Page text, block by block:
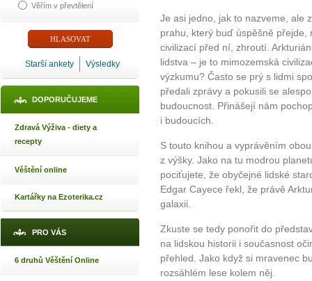
Věřím v převtělení
Starší ankety Výsledky
DOPORUČUJEME
Zdravá Výživa - diety a
recepty
Věštění online
Kartářky na Ezoterika.cz
PRO VÁS
6 druhů Věštění Online
Je asi jedno, jak to nazveme, ale
prahu, který buď úspěšně přejde,
civilizací před ní, zhroutí.
lidstva – je to mimozemská
výzkumu? Často se prý s lidmi
předali zprávy a pokusili se
budoucnost. Přinášejí nám
i budoucích.
S touto knihou a vyprávěním
z výšky. Jako na tu modrou
pociťujete, že obyčejné lidské
Edgar Cayece řekl, že právě
galaxii.
Zkuste se tedy ponořit do
na lidskou historii i současnost
přehled. Jako když si mravenec
rozsáhlém lese kolem něj.